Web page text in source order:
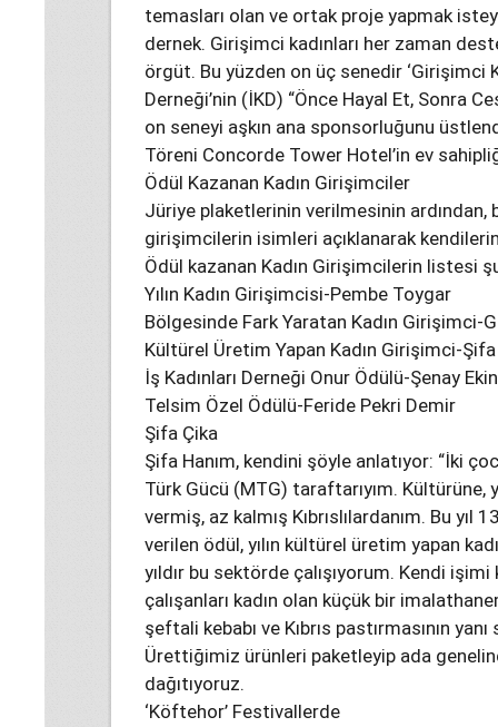
temasları olan ve ortak proje yapmak
dernek. Girişimci kadınları her zaman
örgüt. Bu yüzden on üç senedir ‘Girişimci
Derneği’nin (İKD) “Önce Hayal Et, Sonra
on seneyi aşkın ana sponsorluğunu
Töreni Concorde Tower Hotel’in ev
Ödül Kazanan Kadın Girişimciler
Jüriye plaketlerinin verilmesinin ardından,
girişimcilerin isimleri açıklanarak
Ödül kazanan Kadın Girişimcilerin listesi
Yılın Kadın Girişimcisi-Pembe Toygar
Bölgesinde Fark Yaratan Kadın Girişimci-
Kültürel Üretim Yapan Kadın Girişimci-
İş Kadınları Derneği Onur Ödülü-Şenay
Telsim Özel Ödülü-Feride Pekri Demir
Şifa Çika
Şifa Hanım, kendini şöyle anlatıyor: “İki
Türk Gücü (MTG) taraftarıyım.
vermiş, az kalmış Kıbrıslılardanım. Bu
verilen ödül, yılın kültürel üretim yapan
yıldır bu sektörde çalışıyorum. Kendi
çalışanları kadın olan küçük bir
şeftali kebabı ve Kıbrıs pastırmasının
Ürettiğimiz ürünleri paketleyip ada
dağıtıyoruz.
‘Köftehor’ Festivallerde